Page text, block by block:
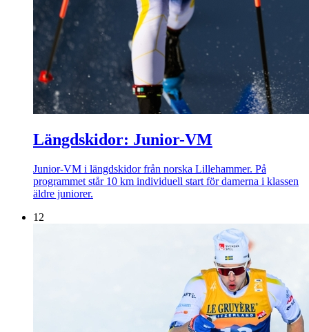
Längdskidor: Junior-VM
Junior-VM i längdskidor från norska Lillehammer. På
programmet står 10 km individuell start för damerna i klassen
äldre juniorer.
12